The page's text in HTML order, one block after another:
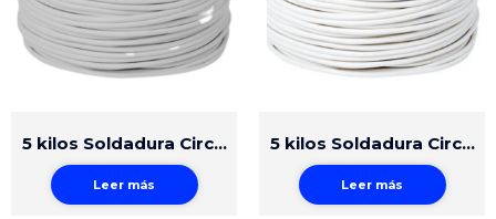
5 kilos Soldadura Circular Polipropileno 4mm Gris
Leer más
5 kilos Soldadura Circular Polipropileno 5mm Natural
Leer más